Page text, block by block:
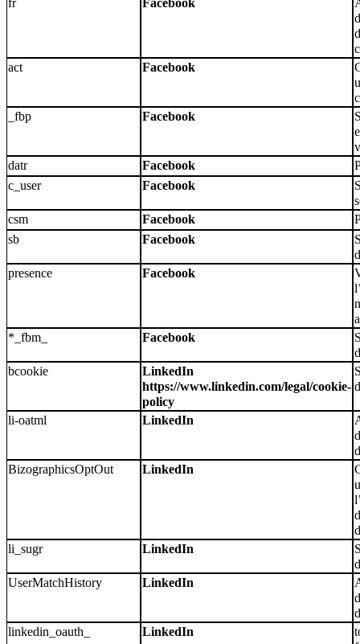
act
Facebook
_fbp
Facebook
datr
Facebook
c_user
Facebook
csm
Facebook
sb
Facebook
presence
Facebook
*_fbm_
Facebook
bcookie
LinkedIn
https://www.linkedin.com/legal/cookie-
policy
li-oatml LinkedIn
BizographicsOptOut
LinkedIn
li_sugr
LinkedIn
UserMatchHistory
LinkedIn
linkedin_oauth_
LinkedIn